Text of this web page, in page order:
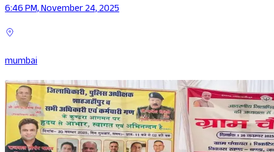
6:46 PM, November 24, 2025
mumbai